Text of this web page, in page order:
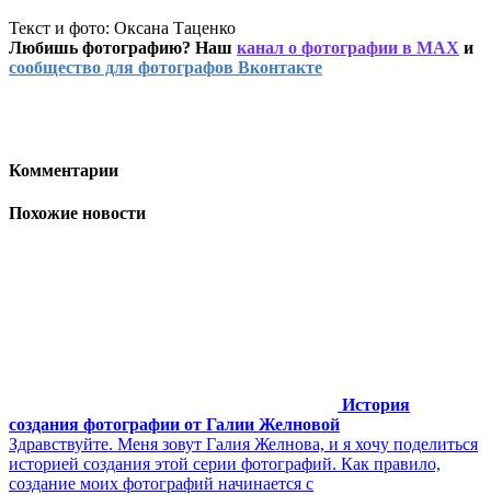
Текст и фото: Оксана Таценко
Любишь фотографию? Наш канал о фотографии в MAX и
сообщество для фотографов Вконтакте
Комментарии
Похожие новости
История
создания фотографии от Галии Желновой
Здравствуйте. Меня зовут Галия Желнова, и я хочу поделиться
историей создания этой серии фотографий. Как правило,
создание моих фотографий начинается с